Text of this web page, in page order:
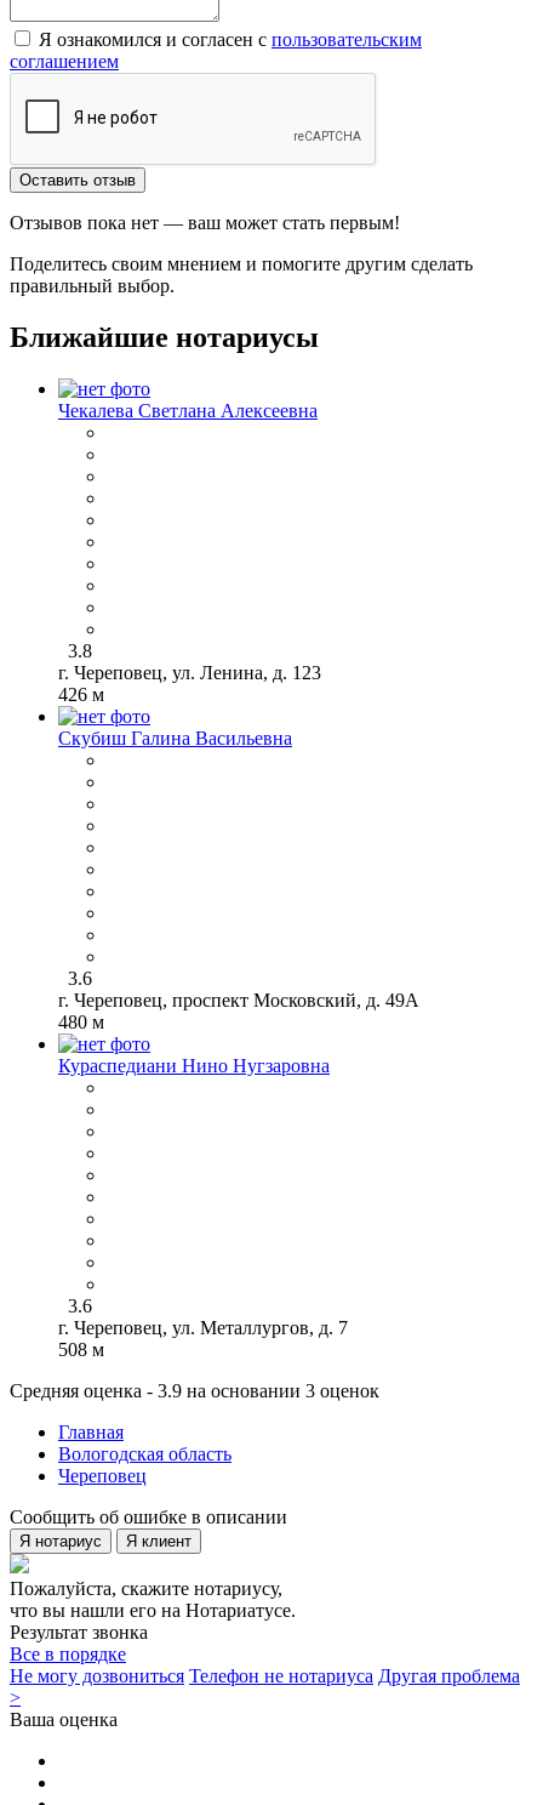
Я ознакомился и согласен с пользовательским
соглашением
Оставить отзыв
Отзывов пока нет — ваш может стать первым!
Поделитесь своим мнением и помогите другим сделать
правильный выбор.
Ближайшие нотариусы
Чекалева Светлана Алексеевна
3.8
г. Череповец, ул. Ленина, д. 123
426 м
Скубиш Галина Васильевна
3.6
г. Череповец, проспект Московский, д. 49А
480 м
Кураспедиани Нино Нугзаровна
3.6
г. Череповец, ул. Металлургов, д. 7
508 м
Средняя оценка - 3.9 на основании 3 оценок
Главная
Вологодская область
Череповец
Сообщить об ошибке в описании
Я нотариус Я клиент
Пожалуйста, скажите нотариусу,
что вы нашли его на Нотариатусе.
Результат звонка
Все в порядке
Не могу дозвониться Телефон не нотариуса Другая проблема
>
Ваша оценка